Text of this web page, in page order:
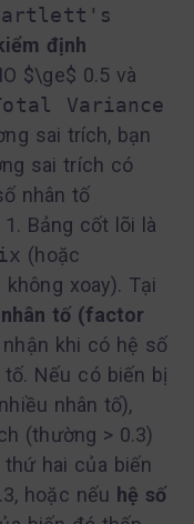
Bartlett's
định
$\ge$ 0.5 và
Variance
sai trích, bạn
sai trích có
nhân tố
Bảng cốt lõi là
(hoặc
không xoay). Tại
tố (factor
khi có hệ số
Nếu có biến bị
nhân tố),
(thường > 0.3)
hai của biến
hoặc nếu hệ số